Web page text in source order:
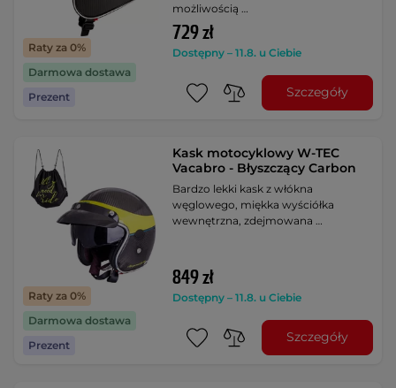
Raty za 0%
Darmowa dostawa
Prezent
możliwością …
729 zł
Dostępny – 11.8. u Ciebie
Szczegóły
Raty za 0%
Darmowa dostawa
Prezent
Kask motocyklowy W-TEC
Vacabro - Błyszczący Carbon
Bardzo lekki kask z włókna
węglowego, miękka wyściółka
wewnętrzna, zdejmowana …
849 zł
Dostępny – 11.8. u Ciebie
Szczegóły